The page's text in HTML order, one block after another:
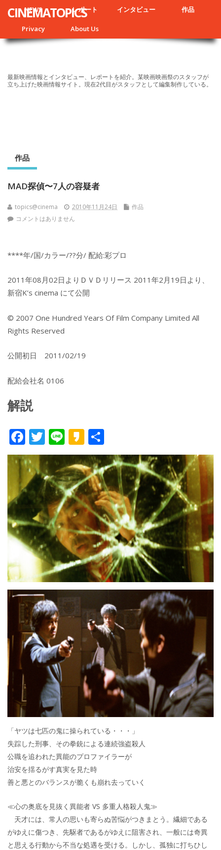
NEWS レポート インタビュー 作品
Privacy About Us
CINEMATOPICS
最新映画情報とインタビュー、レポートを紹介。某映画映画祭のスタッフが
立ち上げた映画情報サイト。現在2代目がスタッフとして編集制作している。
作品
MAD探偵〜7人の容疑者
topics@cinema 2010年11月24日
作品
コメントはありません
****年/国/カラー/??分/ 配給:彩プロ
2011年08月02日よりＤＶＤリリース 2011年2月19日より、
新宿K’s cinema にて公開
© 2007 One Hundred Years Of Film Company Limited All
Rights Reserved
公開初日 2011/02/19
配給会社名 0106
解説
F
ac
e
b
o
o
k
T
w
itt
er
Li
n
e
K
a
k
a
o
有
「ヤツは七匹の鬼に操られている・・・」
失踪した刑事、その拳銃による連続強盗殺人
公職を追われた異能のプロファイラーが
治安を揺るがす真実を見た時
善と悪とのバランスが脆くも崩れ去っていく
≪心の奥底を見抜く異能者 VS 多重人格殺人鬼≫
天才には、常人の思いも寄らぬ苦悩がつきまとう。繊細である
がゆえに傷つき、先駆者であるがゆえに阻害され、一般には奇異
と思える行動から不当な処遇を受ける。しかし、孤独に打ちひし